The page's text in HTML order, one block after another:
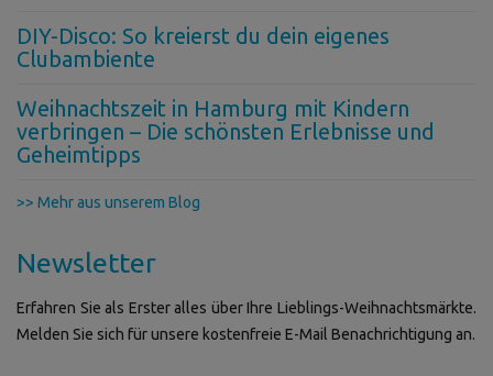
DIY-Disco: So kreierst du dein eigenes
Clubambiente
Weihnachtszeit in Hamburg mit Kindern
verbringen – Die schönsten Erlebnisse und
Geheimtipps
>> Mehr aus unserem Blog
Newsletter
Erfahren Sie als Erster alles über Ihre Lieblings-Weihnachtsmärkte.
Melden Sie sich für unsere kostenfreie E-Mail Benachrichtigung an.